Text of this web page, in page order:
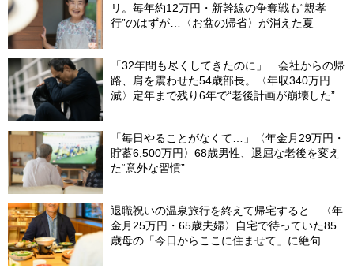
リ。毎年約12万円・新幹線の争奪戦も“親孝
行”のはずが…〈お盆の帰省〉が消えた夏
「32年間も尽くしてきたのに」…会社からの帰
路、肩を震わせた54歳部長。〈年収340万円
減〉定年まで残り6年で“老後計画が崩壊した”ワ
「毎日やることがなくて…」〈年金月29万円・
貯蓄6,500万円〉68歳男性、退屈な老後を変え
た“意外な習慣”
退職祝いの温泉旅行を終えて帰宅すると…〈年
金月25万円・65歳夫婦〉自宅で待っていた85
歳母の「今日からここに住ませて」に絶句